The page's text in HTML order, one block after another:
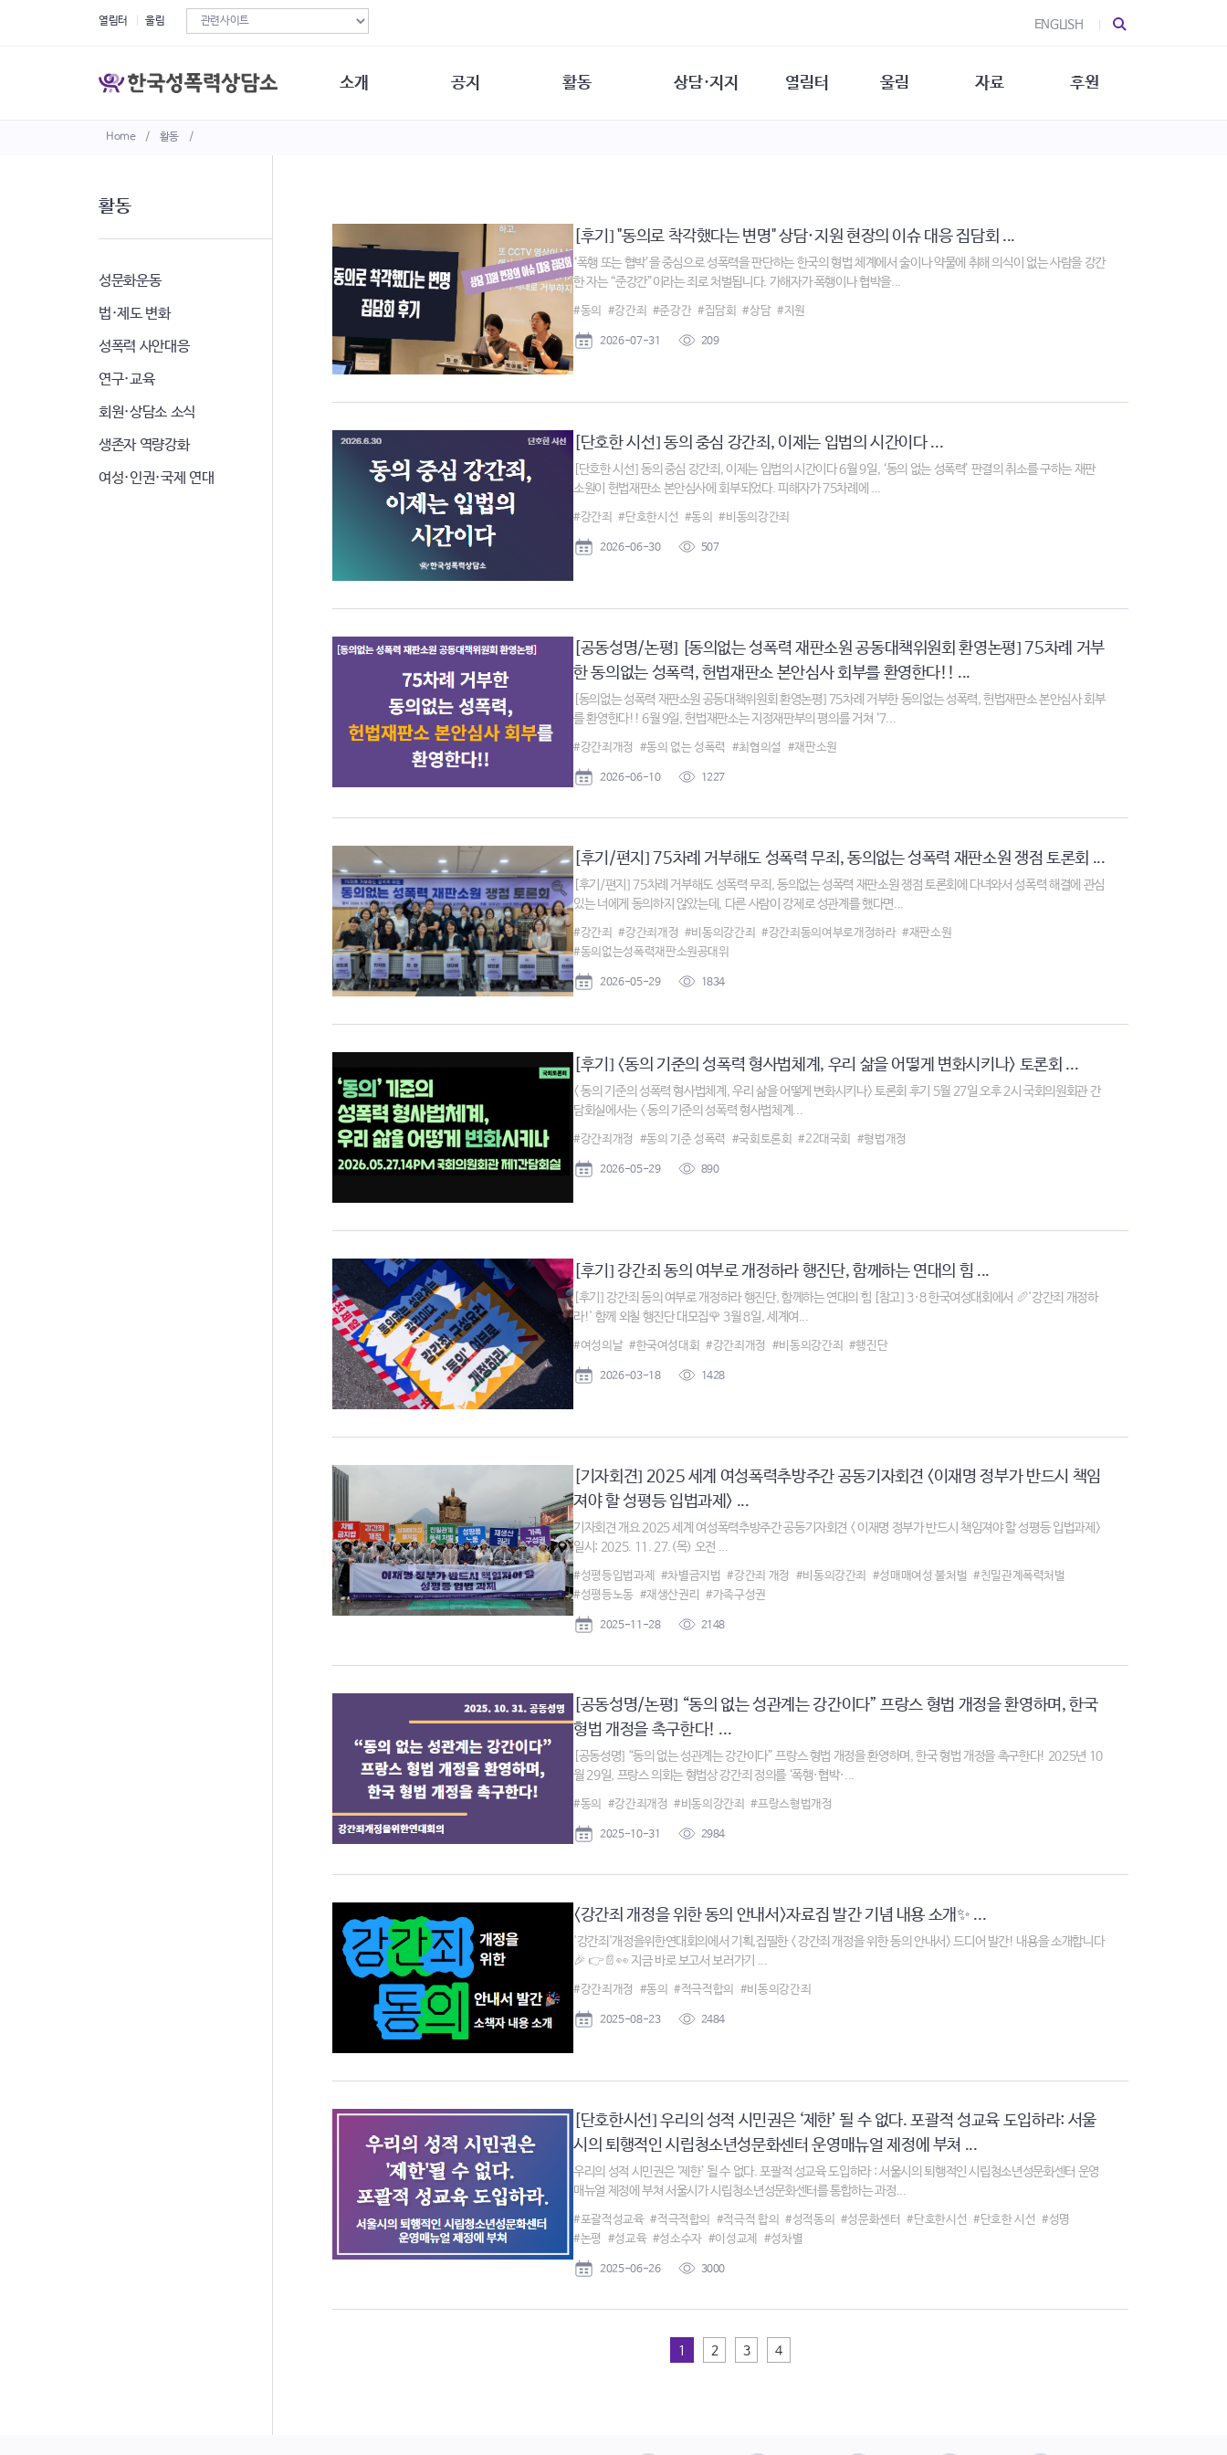
Home / 활동 /
열림터 울림 ENGLISH
소개
정관·규정·약속
비전선언문
공지 활동
회원·상담소 소식
생존자 역량강화
여성·인권·국제연대
상담·지지
통념 점검하기
함께 고민하기
상담 통계
열림터
자립지원
연대/연구
울림 자료 후원
활동
성문화운동
법·제도 변화
성폭력 사안대응
연구·교육
회원·상담소 소식
생존자 역량강화
여성·인권·국제 연대
[후기] "동의로 착각했다는 변명" 상담·지원 현장의 이슈 대응 집담회 ...
‘폭행 또는 협박’을 중심으로 성폭력을 판단하는 한국의 형법 체계에서 술이나 약물에 취해 의식이 없는 사람을 강간
한 자는 “준강간”이라는 죄로 처벌됩니다. 가해자가 폭행이나 협박을...
#동의 #강간죄 #준강간 #집담회 #상담 #지원
2026-07-31 209
[단호한 시선] 동의 중심 강간죄, 이제는 입법의 시간이다 ...
[단호한 시선] 동의 중심 강간죄, 이제는 입법의 시간이다 6월 9일, ‘동의 없는 성폭력’ 판결의 취소를 구하는 재판
소원이 헌법재판소 본안심사에 회부되었다. 피해자가 75차례에 ...
#강간죄 #단호한시선 #동의 #비동의강간죄
2026-06-30 507
[공동성명/논평] [동의없는 성폭력 재판소원 공동대책위원회 환영논평] 75차례 거부
한 동의없는 성폭력, 헌법재판소 본안심사 회부를 환영한다!! ...
[동의없는 성폭력 재판소원 공동대책위원회 환영논평] 75차례 거부한 동의없는 성폭력, 헌법재판소 본안심사 회부
를 환영한다!! 6월 9일, 헌법재판소는 지정재판부의 평의를 거쳐 ‘7...
#강간죄개정 #동의 없는 성폭력 #최협의설 #재판소원
2026-06-10 1227
[후기/편지] 75차례 거부해도 성폭력 무죄, 동의없는 성폭력 재판소원 쟁점 토론회 ...
[후기/편지] 75차례 거부해도 성폭력 무죄, 동의없는 성폭력 재판소원 쟁점 토론회에 다녀와서 성폭력 해결에 관심
있는 너에게 동의하지 않았는데, 다른 사람이 강제로 성관계를 했다면...
#강간죄 #강간죄개정 #비동의강간죄 #강간죄동의여부로개정하라 #재판소원
#동의없는성폭력재판소원공대위
2026-05-29 1834
[후기] <동의 기준의 성폭력 형사법체계, 우리 삶을 어떻게 변화시키나> 토론회 ...
< 동의 기준의 성폭력 형사법체계, 우리 삶을 어떻게 변화시키나> 토론회 후기 5월 27일 오후 2시 국회의원회관 간
담회실에서는 < 동의 기준의 성폭력 형사법체계...
#강간죄개정 #동의 기준 성폭력 #국회토론회 #22대국회 #형법개정
2026-05-29 890
[후기] 강간죄 동의 여부로 개정하라 행진단, 함께하는 연대의 힘 ...
[후기] 강간죄 동의 여부로 개정하라 행진단, 함께하는 연대의 힘 [참고] 3·8 한국여성대회에서 🥖'강간죄 개정하
라!' 함께 외칠 행진단 대모집🌹 3월 8일, 세계여...
#여성의날 #한국여성대회 #강간죄개정 #비동의강간죄 #행진단
2026-03-18 1428
[기자회견] 2025 세계 여성폭력추방주간 공동기자회견 <이재명 정부가 반드시 책임
져야 할 성평등 입법과제> ...
기자회견 개요 2025 세계 여성폭력추방주간 공동기자회견 < 이재명 정부가 반드시 책임져야 할 성평등 입법과제>
일시: 2025. 11. 27.(목) 오전 ...
#성평등입법과제 #차별금지법 #강간죄 개정 #비동의강간죄 #성매매여성 불처벌 #친밀관계폭력처벌
#성평등노동 #재생산권리 #가족구성권
2025-11-28 2148
[공동성명/논평] “동의 없는 성관계는 강간이다” 프랑스 형법 개정을 환영하며, 한국
형법 개정을 촉구한다! ...
[공동성명] “동의 없는 성관계는 강간이다” 프랑스 형법 개정을 환영하며, 한국 형법 개정을 촉구한다! 2025년 10
월 29일, 프랑스 의회는 형법상 강간죄 정의를 ‘폭행·협박·...
#동의 #강간죄개정 #비동의강간죄 #프랑스형법개정
2025-10-31 2984
<강간죄 개정을 위한 동의 안내서>자료집 발간 기념 내용 소개✨ ...
'강간죄'개정을위한연대회의에서 기획,집필한 < 강간죄 개정을 위한 동의 안내서> 드디어 발간! 내용을 소개합니다
🎉 👉📄👀 지금 바로 보고서 보러가기 ...
#강간죄개정 #동의 #적극적합의 #비동의강간죄
2025-08-23 2484
[단호한시선] 우리의 성적 시민권은 ‘제한’ 될 수 없다. 포괄적 성교육 도입하라: 서울
시의 퇴행적인 시립청소년성문화센터 운영매뉴얼 제정에 부쳐 ...
우리의 성적 시민권은 ‘제한’ 될 수 없다. 포괄적 성교육 도입하라 : 서울시의 퇴행적인 시립청소년성문화센터 운영
매뉴얼 제정에 부쳐 서울시가 시립청소년성문화센터를 통합하는 과정...
#포괄적성교육 #적극적합의 #적극적 합의 #성적동의 #성문화센터 #단호한시선 #단호한 시선 #성명
#논평 #성교육 #성소수자 #이성교제 #성차별
2025-06-26 3000
1 2 3 4